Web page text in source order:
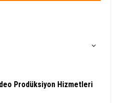
Prodüksiyon Hizmetleri